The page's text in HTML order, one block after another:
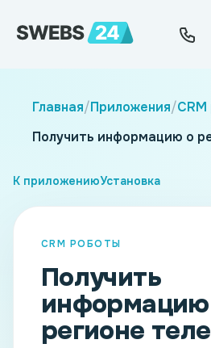
Главная/Приложения/
Получить информацию о
К приложениюУстановка
CRM РОБОТЫ
Получить
регионе